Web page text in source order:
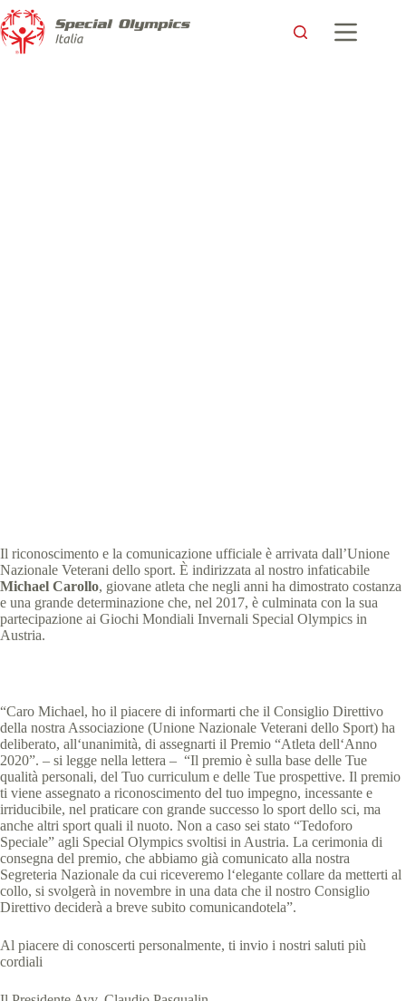
Il riconoscimento e la comunicazione ufficiale è arrivata dall’Unione
Nazionale Veterani dello sport. È indirizzata al nostro infaticabile
Michael Carollo, giovane atleta che negli anni ha dimostrato costanza
e una grande determinazione che, nel 2017, è culminata con la sua
partecipazione ai Giochi Mondiali Invernali Special Olympics in
Austria.
“Caro Michael, ho il piacere di informarti che il Consiglio Direttivo
della nostra Associazione (Unione Nazionale Veterani dello Sport) ha
deliberato, all‘unanimità, di assegnarti il Premio “Atleta dell‘Anno
2020”. – si legge nella lettera – “Il premio è sulla base delle Tue
qualità personali, del Tuo curriculum e delle Tue prospettive. Il premio
ti viene assegnato a riconoscimento del tuo impegno, incessante e
irriducibile, nel praticare con grande successo lo sport dello sci, ma
anche altri sport quali il nuoto. Non a caso sei stato “Tedoforo
Speciale” agli Special Olympics svoltisi in Austria. La cerimonia di
consegna del premio, che abbiamo già comunicato alla nostra
Segreteria Nazionale da cui riceveremo l‘elegante collare da metterti al
collo, si svolgerà in novembre in una data che il nostro Consiglio
Direttivo deciderà a breve subito comunicandotela”.
Al piacere di conoscerti personalmente, ti invio i nostri saluti più
cordiali